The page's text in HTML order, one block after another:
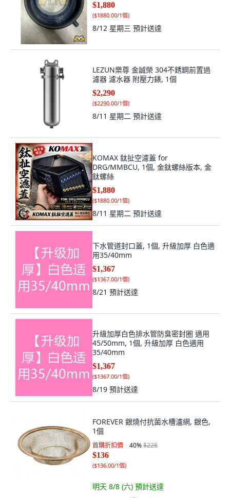
$1,880
($1880.00/1個)
8/12 星期三 預計送達
LEZUN樂尊 金誠榮 304不銹鋼前置過
濾器 濾水器 附壓力錶, 1個
$2,290
($2290.00/1個)
8/11 星期二 預計送達
KOMAX 鈦扯空濾蓋 for
DRG/MMBCU, 1個, 金鈦螺絲版本, 金
鈦螺絲
$1,880
($1880.00/1個)
8/11 星期二 預計送達
下水管道封口蓋, 1個, 升級加厚 白色適
用35/40mm
$1,367
($1367.00/1個)
8/21 預計送達
升級加厚白色排水管防臭密封圈 適用
45/50mm, 1個, 升級加厚 白色適用
35/40mm
$1,367
($1367.00/1個)
8/19 預計送達
FOREVER 銀燒付抗菌水槽瀘網, 銀色,
1個
首購折扣價 40%$228
$136
($136.00/1個)
明天 8/8 (六) 預計送達